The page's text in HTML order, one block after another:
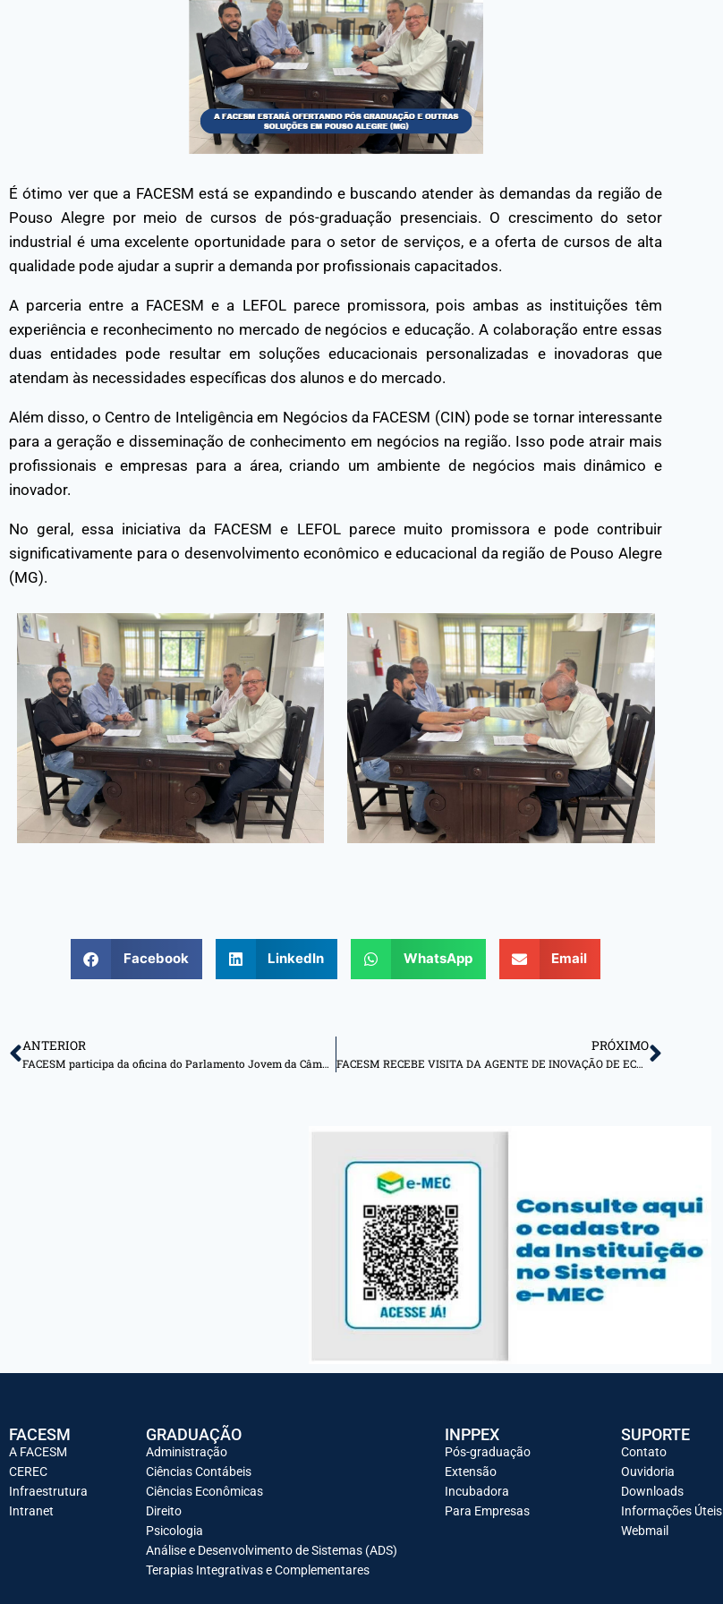
É ótimo ver que a FACESM está se expandindo e buscando atender às demandas da região de
Pouso Alegre por meio de cursos de pós-graduação presenciais. O crescimento do setor
industrial é uma excelente oportunidade para o setor de serviços, e a oferta de cursos de alta
qualidade pode ajudar a suprir a demanda por profissionais capacitados.
A parceria entre a FACESM e a LEFOL parece promissora, pois ambas as instituições têm
experiência e reconhecimento no mercado de negócios e educação. A colaboração entre essas
duas entidades pode resultar em soluções educacionais personalizadas e inovadoras que
atendam às necessidades específicas dos alunos e do mercado.
Além disso, o Centro de Inteligência em Negócios da FACESM (CIN) pode se tornar interessante
para a geração e disseminação de conhecimento em negócios na região. Isso pode atrair mais
profissionais e empresas para a área, criando um ambiente de negócios mais dinâmico e
inovador.
No geral, essa iniciativa da FACESM e LEFOL parece muito promissora e pode contribuir
significativamente para o desenvolvimento econômico e educacional da região de Pouso Alegre
(MG).
Facebook LinkedIn WhatsApp Email
ANTERIOR
FACESM participa da oficina do Parlamento Jovem da Câmara Municipal de Wenceslau Brás com o tema: “Jovem Empreendedor”
PRÓXIMO
FACESM RECEBE VISITA DA AGENTE DE INOVAÇÃO DE ECOSSISTEMAS DO SEBRAE
FACESM
A FACESM
CEREC
Infraestrutura
Intranet
GRADUAÇÃO
Administração
Ciências Contábeis
Ciências Econômicas
Direito
Psicologia
Análise e Desenvolvimento de Sistemas (ADS)
Terapias Integrativas e Complementares
INPPEX
Pós-graduação
Extensão
Incubadora
Para Empresas
SUPORTE
Contato
Ouvidoria
Downloads
Informações Úteis
Webmail